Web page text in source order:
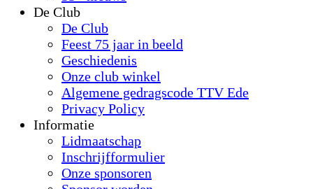
De Club
De Club
Feest 75 jaar in beeld
Geschiedenis
Onze club winkel
Algemene gedragscode TTV Ede
Privacy Policy
Informatie
Lidmaatschap
Inschrijfformulier
Onze sponsoren